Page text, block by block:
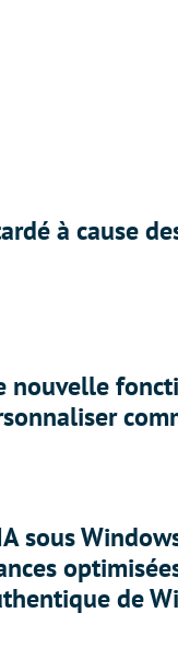
à cause
nouvelle
sous
de